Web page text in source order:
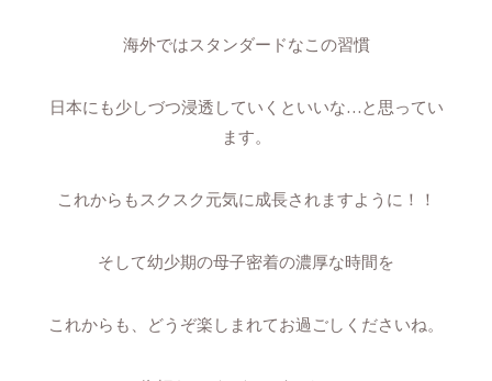
海外ではスタンダードなこの習慣
日本にも少しづつ浸透していくといいな…と思ってい
ます。
これからもスクスク元気に成長されますように！！
そして幼少期の母子密着の濃厚な時間を
これからも、どうぞ楽しまれてお過ごしくださいね。